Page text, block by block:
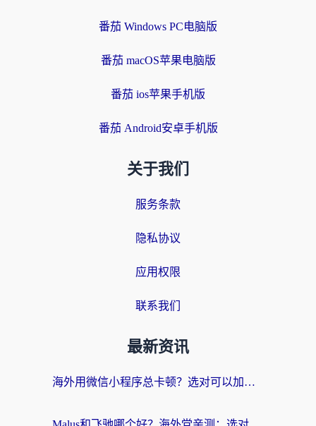
番茄 Windows PC电脑版
番茄 macOS苹果电脑版
番茄 ios苹果手机版
番茄 Android安卓手机版
关于我们
服务条款
隐私协议
应用权限
联系我们
最新资讯
海外用微信小程序总卡顿？选对可以加速微信小程序的加速器就够了（含老挝可用&Mac端推荐）